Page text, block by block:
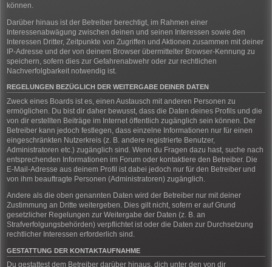
können.
Darüber hinaus ist der Betreiber berechtigt, im Rahmen einer
Interessenabwägung zwischen deinen und seinen Interessen sowie den
Interessen Dritter, Zeitpunkte von Zugriffen und Aktionen zusammen mit deiner
IP-Adresse und der von deinem Browser übermittelter Browser-Kennung zu
speichern, sofern dies zur Gefahrenabwehr oder zur rechtlichen
Nachverfolgbarkeit notwendig ist.
REGELUNGEN BEZÜGLICH DER WEITERGABE DEINER DATEN
Zweck eines Boards ist es, einen Austausch mit anderen Personen zu
ermöglichen. Du bist dir daher bewusst, dass die Daten deines Profils und die
von dir erstellten Beiträge im Internet öffentlich zugänglich sein können. Der
Betreiber kann jedoch festlegen, dass einzelne Informationen nur für einen
eingeschränkten Nutzerkreis (z. B. andere registrierte Benutzer,
Administratoren etc.) zugänglich sind. Wenn du Fragen dazu hast, suche nach
entsprechenden Informationen im Forum oder kontaktiere den Betreiber. Die
E-Mail-Adresse aus deinem Profil ist dabei jedoch nur für den Betreiber und
von ihm beauftragte Personen (Administratoren) zugänglich.
Andere als die oben genannten Daten wird der Betreiber nur mit deiner
Zustimmung an Dritte weitergeben. Dies gilt nicht, sofern er auf Grund
gesetzlicher Regelungen zur Weitergabe der Daten (z. B. an
Strafverfolgungsbehörden) verpflichtet ist oder die Daten zur Durchsetzung
rechtlicher Interessen erforderlich sind.
GESTATTUNG DER KONTAKTAUFNAHME
Du gestattest dem Betreiber darüber hinaus, dich unter den von dir